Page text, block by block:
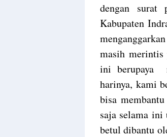
dengan surat
Kabupaten
masih merintis
ini berupaya
harinya, kami
bisa
saja selama ini
betul dibantu